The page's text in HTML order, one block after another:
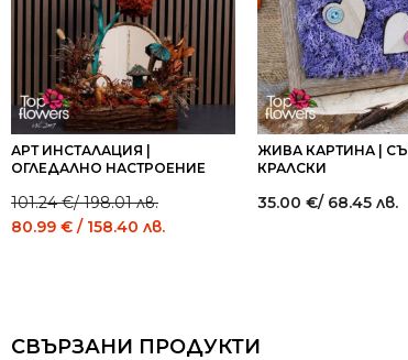
АРТ ИНСТАЛАЦИЯ |
ОГЛЕДАЛНО НАСТРОЕНИЕ
101.24€/ 198.01 лв.
Original
price
80.99 € / 158.40 лв.
Current
price
ЖИВА КАРТИНА |
КРАЛСКИ
35.00 €/ 68.45 лв.
СВЪРЗАНИ ПРОДУКТИ